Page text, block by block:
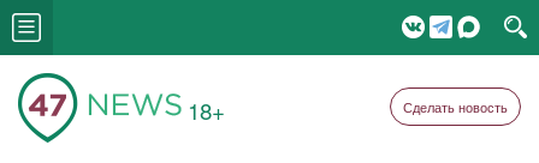
18+ Сделать новость